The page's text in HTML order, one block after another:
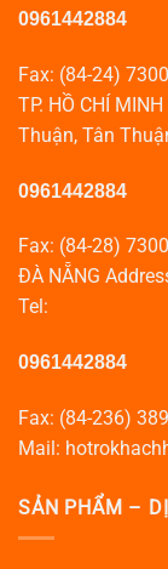
0961442884
Fax: (84-24)
TP. HỒ CHÍ
Thuận, Tân
0961442884
Fax: (84-28)
ĐÀ NẴNG
Tel:
0961442884
Fax: (84-236)
Mail:
SẢN PHẨM –